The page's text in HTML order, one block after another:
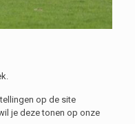
op de site
je deze tonen op onze